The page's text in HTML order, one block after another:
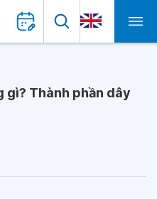
gì? Thành phần dây